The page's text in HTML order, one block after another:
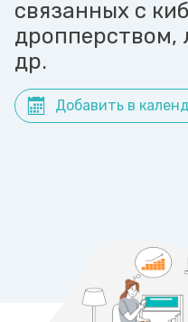
связанных с
дропперством,
др.
Добавить в